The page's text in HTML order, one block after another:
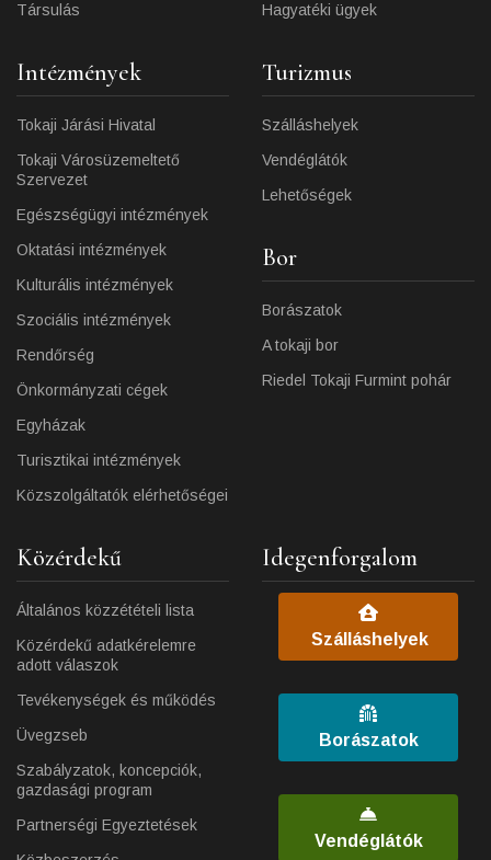
Társulás
Hagyatéki ügyek
Intézmények
Tokaji Járási Hivatal
Tokaji Városüzemeltető
Szervezet
Egészségügyi intézmények
Oktatási intézmények
Kulturális intézmények
Szociális intézmények
Rendőrség
Önkormányzati cégek
Egyházak
Turisztikai intézmények
Közszolgáltatók elérhetőségei
Turizmus
Szálláshelyek
Vendéglátók
Lehetőségek
Bor
Borászatok
A tokaji bor
Riedel Tokaji Furmint pohár
Közérdekű
Általános közzétételi lista
Közérdekű adatkérelemre
adott válaszok
Tevékenységek és működés
Üvegzseb
Szabályzatok, koncepciók,
gazdasági program
Partnerségi Egyeztetések
Idegenforgalom
Szálláshelyek
Borászatok
Vendéglátók